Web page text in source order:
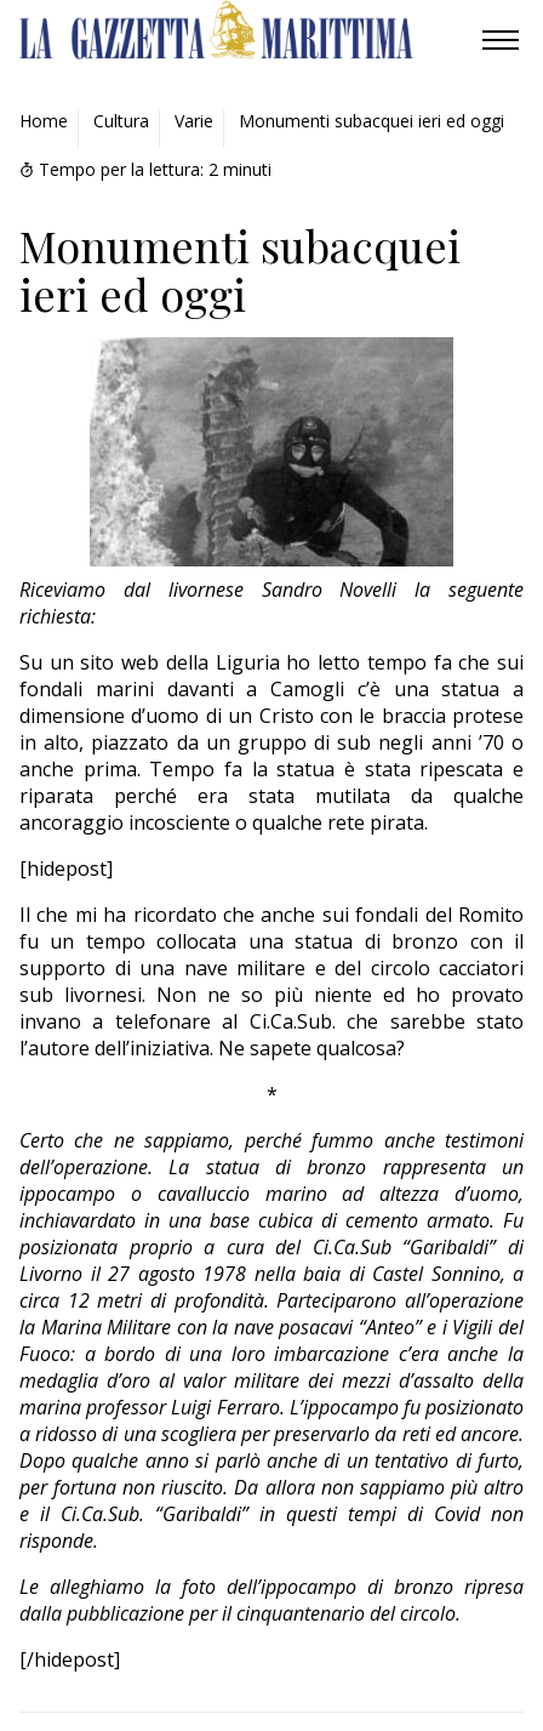
AMBIENTE
MOBILITÀ
INDUSTRIA
RICERCA
ECONOMIA
TURISMO
CULTURA
NAUTICA
EDITORIALI
Home Cultura Varie Monumenti subacquei ieri ed oggi
Tempo per la lettura: 2 minuti
Monumenti subacquei
ieri ed oggi
Riceviamo dal livornese Sandro Novelli la seguente
richiesta:
Su un sito web della Liguria ho letto tempo fa che sui
fondali marini davanti a Camogli c’è una statua a
dimensione d’uomo di un Cristo con le braccia protese
in alto, piazzato da un gruppo di sub negli anni ’70 o
anche prima. Tempo fa la statua è stata ripescata e
riparata perché era stata mutilata da qualche
ancoraggio incosciente o qualche rete pirata.
[hidepost]
Il che mi ha ricordato che anche sui fondali del Romito
fu un tempo collocata una statua di bronzo con il
supporto di una nave militare e del circolo cacciatori
sub livornesi. Non ne so più niente ed ho provato
invano a telefonare al Ci.Ca.Sub. che sarebbe stato
l’autore dell’iniziativa. Ne sapete qualcosa?
*
Certo che ne sappiamo, perché fummo anche testimoni
dell’operazione. La statua di bronzo rappresenta un
ippocampo o cavalluccio marino ad altezza d’uomo,
inchiavardato in una base cubica di cemento armato. Fu
posizionata proprio a cura del Ci.Ca.Sub “Garibaldi” di
Livorno il 27 agosto 1978 nella baia di Castel Sonnino, a
circa 12 metri di profondità. Parteciparono all’operazione
la Marina Militare con la nave posacavi “Anteo” e i Vigili del
Fuoco: a bordo di una loro imbarcazione c’era anche la
medaglia d’oro al valor militare dei mezzi d’assalto della
marina professor Luigi Ferraro. L’ippocampo fu posizionato
a ridosso di una scogliera per preservarlo da reti ed ancore.
Dopo qualche anno si parlò anche di un tentativo di furto,
per fortuna non riuscito. Da allora non sappiamo più altro
e il Ci.Ca.Sub. “Garibaldi” in questi tempi di Covid non
risponde.
Le alleghiamo la foto dell’ippocampo di bronzo ripresa
dalla pubblicazione per il cinquantenario del circolo.
[/hidepost]